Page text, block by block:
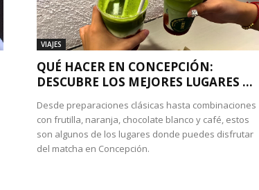
VIAJES
QUÉ HACER EN CONCEPCIÓN:
DESCUBRE LOS MEJORES LUGARES ...
Desde preparaciones clásicas hasta combinaciones
con frutilla, naranja, chocolate blanco y café, estos
son algunos de los lugares donde puedes disfrutar
del matcha en Concepción.